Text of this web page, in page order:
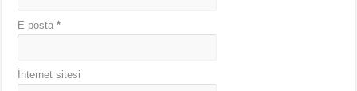
E-posta*
İnternet sitesi